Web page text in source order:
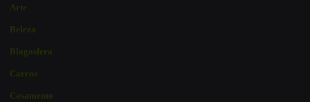
Arte
Beleza
Blogosfera
Carros
Casamento